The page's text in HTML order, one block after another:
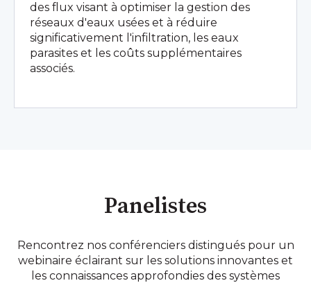
des flux visant à optimiser la gestion des
réseaux d'eaux usées et à réduire
significativement l'infiltration, les eaux
parasites et les coûts supplémentaires
associés.
Panelistes
Rencontrez nos conférenciers distingués pour un
webinaire éclairant sur les solutions innovantes et
les connaissances approfondies des systèmes